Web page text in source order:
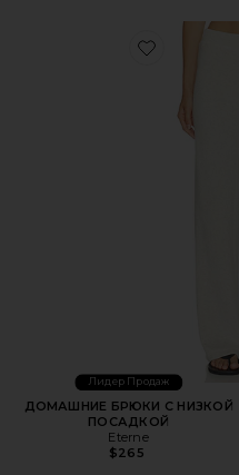
Favorite
Лидер Продаж
ДОМАШНИЕ БРЮКИ С НИЗКОЙ
ПОСАДКОЙ
Eterne
$265